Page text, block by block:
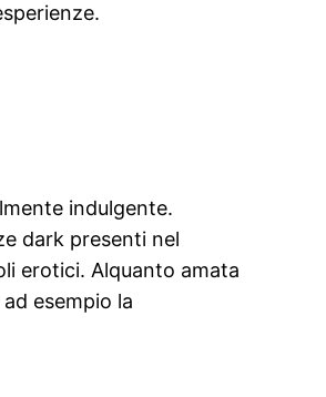
indulgente.
dark presenti nel
erotici. Alquanto amata
esempio la